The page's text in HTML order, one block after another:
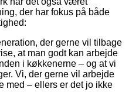
der har fokus på både
der gerne vil tilbage
at man godt kan arbejde
i køkkenerne – og at vi
Vi, der gerne vil arbejde
med – ellers er det jo ikke